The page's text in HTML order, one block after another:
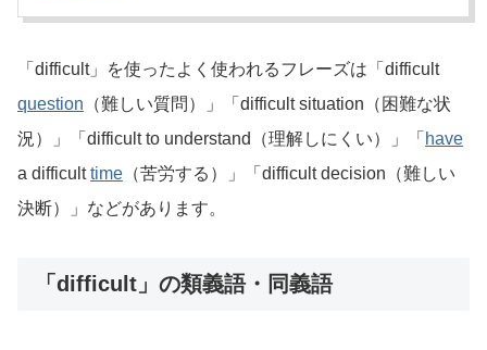
「difficult」を使ったよく使われるフレーズは「difficult
question （難しい質問）」「difficult situation（困難な状
況）」「difficult to understand（理解しにくい）」「 have
a difficulttime （苦労する）」「difficult decision（難しい
決断）」などがあります。
「difficult」の類義語・同義語